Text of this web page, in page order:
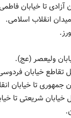
تا خیابان
انقلاب اسلامی.
ولیعصر (عج).
خیابان فردوسی
تا خیابان
شریعتی تا